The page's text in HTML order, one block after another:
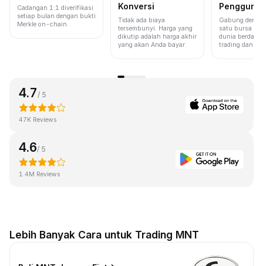
Cadangan 1:1 diverifikasi
setiap bulan dengan bukti
Merkle on-chain.
Konversi
Tidak ada biaya
tersembunyi. Harga yang
dikutip adalah harga akhir
yang akan Anda bayar.
Pengguna
Gabung
satu bursa
dunia
trading dan
4.7 / 5
47K Reviews
4.6/ 5
1.4M Reviews
Lebih Banyak Cara untuk Trading MNT